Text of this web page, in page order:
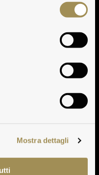
Mostra dettagli